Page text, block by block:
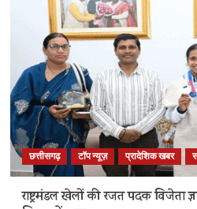
तीखा
प्रहार,
PoK
Elections
को
बताया
ढकोसला,
Sheikh
Hasina
और
China
से
को
छत्तीसगढ़ टॉप न्यूज़ प्रादेशिक खबर
राष्ट्रमंडल खेलों की रजत पदक विजेता